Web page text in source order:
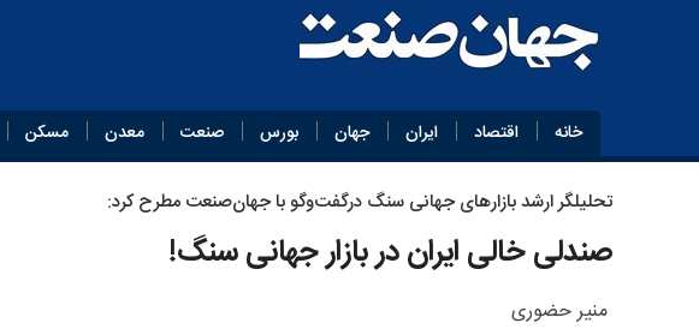
خانه اقتصاد ایران جهان بورس صنعت معدن مسکن
تحلیلگر ارشد بازارهای جهانی سنگ درگفت‌وگو با جهان‌صنعت مطرح کرد:
صندلی خالی ایران در بازار جهانی سنگ!
منیر حضوری